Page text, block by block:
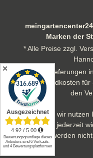
Marken der
* Alle Preise zzgl.
** gilt für Lieferungen
und Versandkosten
den
Hinweis: wir nutzen
Zwecke, die jederzeit
werden
✕